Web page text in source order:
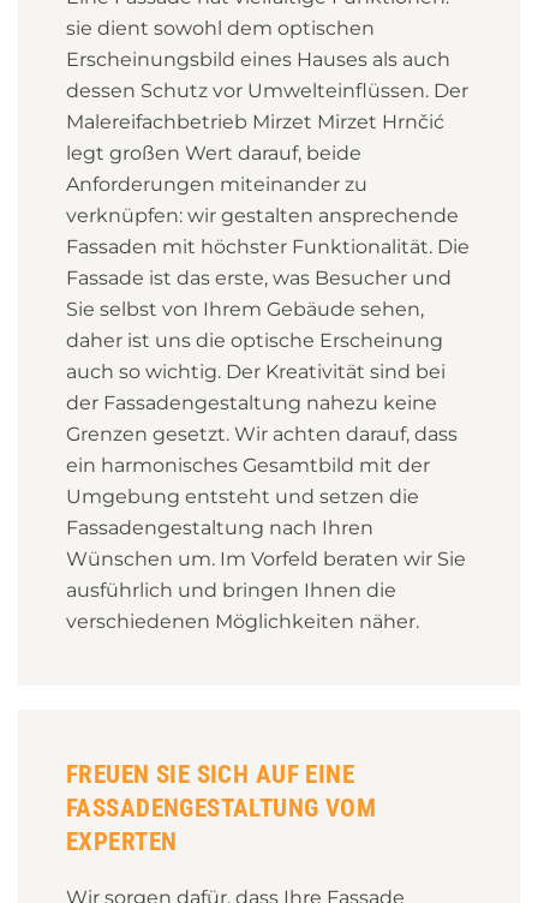
sie dient sowohl dem optischen
Erscheinungsbild eines Hauses als auch
dessen Schutz vor Umwelteinflüssen. Der
Malereifachbetrieb Mirzet Mirzet Hrnčić
legt großen Wert darauf, beide
Anforderungen miteinander zu
verknüpfen: wir gestalten ansprechende
Fassaden mit höchster Funktionalität. Die
Fassade ist das erste, was Besucher und
Sie selbst von Ihrem Gebäude sehen,
daher ist uns die optische Erscheinung
auch so wichtig. Der Kreativität sind bei
der Fassadengestaltung nahezu keine
Grenzen gesetzt. Wir achten darauf, dass
ein harmonisches Gesamtbild mit der
Umgebung entsteht und setzen die
Fassadengestaltung nach Ihren
Wünschen um. Im Vorfeld beraten wir Sie
ausführlich und bringen Ihnen die
verschiedenen Möglichkeiten näher.
FREUEN SIE SICH AUF EINE
FASSADENGESTALTUNG VOM
EXPERTEN
Wir sorgen dafür, dass Ihre Fassade